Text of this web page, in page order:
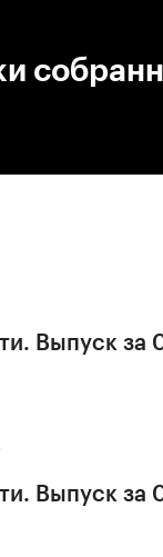
Выпуск
Выпуск